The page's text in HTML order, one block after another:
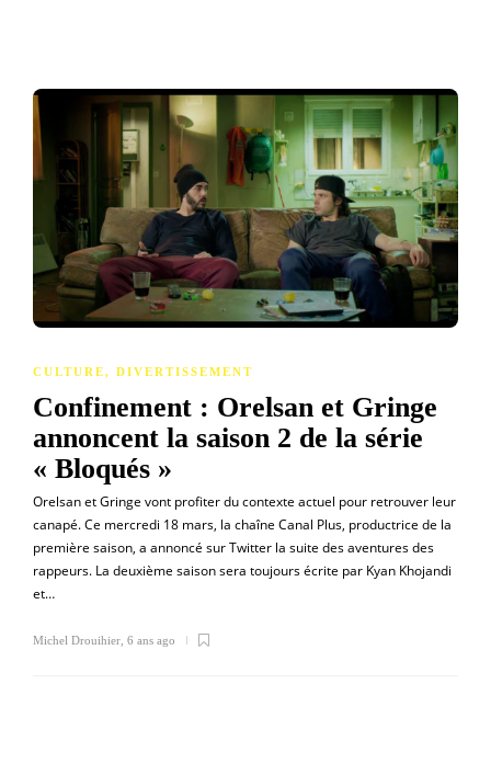
CULTURE, DIVERTISSEMENT
Confinement : Orelsan et Gringe
annoncent la saison 2 de la série
« Bloqués »
Orelsan et Gringe vont profiter du contexte actuel pour retrouver leur
canapé. Ce mercredi 18 mars, la chaîne Canal Plus, productrice de la
première saison, a annoncé sur Twitter la suite des aventures des
rappeurs. La deuxième saison sera toujours écrite par Kyan Khojandi
et…
Michel Drouihier 6 ans ago